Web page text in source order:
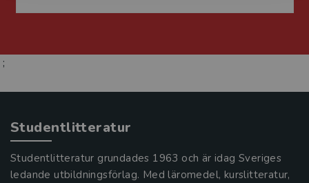
;
Studentlitteratur
Studentlitteratur grundades 1963 och är idag Sveriges
ledande utbildningsförlag. Med läromedel, kurslitteratur,